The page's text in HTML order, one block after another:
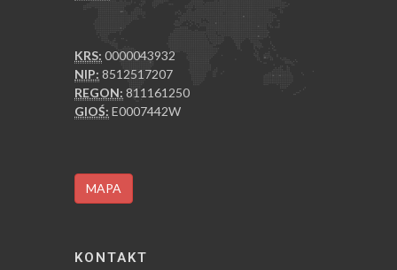
KRS: 0000043932
NIP: 8512517207
REGON: 811161250
GIOŚ: E0007442W
MAPA
KONTAKT